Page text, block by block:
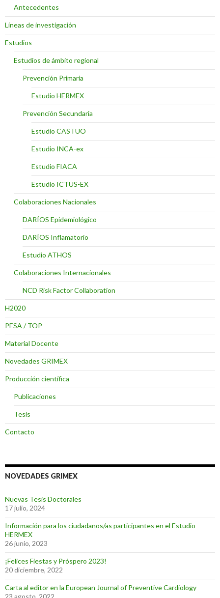
Antecedentes
Líneas de investigación
Estudios
Estudios de ámbito regional
Prevención Primaria
Estudio HERMEX
Prevención Secundaria
Estudio CASTUO
Estudio INCA-ex
Estudio FIACA
Estudio ICTUS-EX
Colaboraciones Nacionales
DARÍOS Epidemiológico
DARÍOS Inflamatorio
Estudio ATHOS
Colaboraciones Internacionales
NCD Risk Factor Collaboration
H2020
PESA / TOP
Material Docente
Novedades GRIMEX
Producción científica
Publicaciones
Tesis
Contacto
NOVEDADES GRIMEX
Nuevas Tesis Doctorales
17 julio, 2024
Información para los ciudadanos/as participantes en el Estudio
HERMEX
26 junio, 2023
¡Felices Fiestas y Próspero 2023!
20 diciembre, 2022
Carta al editor en la European Journal of Preventive Cardiology
23 agosto, 2022